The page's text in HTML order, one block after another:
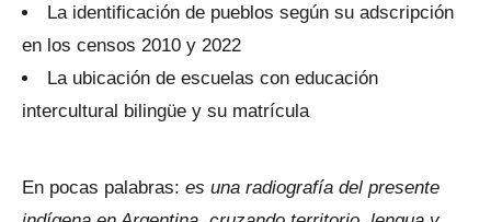
La identificación de pueblos según su adscripción
en los censos 2010 y 2022
La ubicación de escuelas con educación
intercultural bilingüe y su matrícula
En pocas palabras: es una radiografía del presente